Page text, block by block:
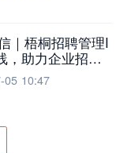
｜梧桐招聘管理I
，助力企业招聘
05 10:47